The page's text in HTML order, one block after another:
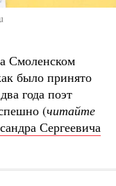
Смоленском
было принято
года поэт
(читайте
Сергеевича